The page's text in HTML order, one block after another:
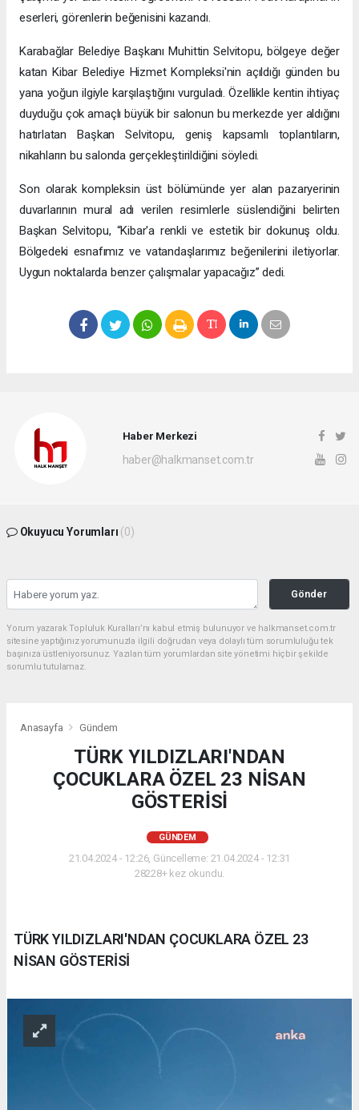
eserleri, görenlerin beğenisini kazandı.
Karabağlar Belediye Başkanı Muhittin Selvitopu, bölgeye değer
katan Kibar Belediye Hizmet Kompleksi'nin açıldığı günden bu
yana yoğun ilgiyle karşılaştığını vurguladı. Özellikle kentin ihtiyaç
duyduğu çok amaçlı büyük bir salonun bu merkezde yer aldığını
hatırlatan Başkan Selvitopu, geniş kapsamlı toplantıların,
nikahların bu salonda gerçekleştirildiğini söyledi.
Son olarak kompleksin üst bölümünde yer alan pazaryerinin
duvarlarının mural adı verilen resimlerle süslendiğini belirten
Başkan Selvitopu, “Kibar'a renkli ve estetik bir dokunuş oldu.
Bölgedeki esnafımız ve vatandaşlarımız beğenilerini iletiyorlar.
Uygun noktalarda benzer çalışmalar yapacağız” dedi.
Haber Merkezi
haber@halkmanset.com.tr
Okuyucu Yorumları (0)
Gönder
Yorum yazarak Topluluk Kuralları’nı kabul etmiş bulunuyor ve halkmanset.com.tr
sitesine yaptığınız yorumunuzla ilgili doğrudan veya dolaylı tüm sorumluluğu tek
başınıza üstleniyorsunuz. Yazılan tüm yorumlardan site yönetimi hiçbir şekilde
sorumlu tutulamaz.
Anasayfa Gündem
TÜRK YILDIZLARI'NDAN
ÇOCUKLARA ÖZEL 23 NİSAN
GÖSTERİSİ
GÜNDEM
21.04.2024 - 12:26, Güncelleme: 21.04.2024 - 12:31
28228+ kez okundu.
TÜRK YILDIZLARI'NDAN ÇOCUKLARA ÖZEL 23
NİSAN GÖSTERİSİ